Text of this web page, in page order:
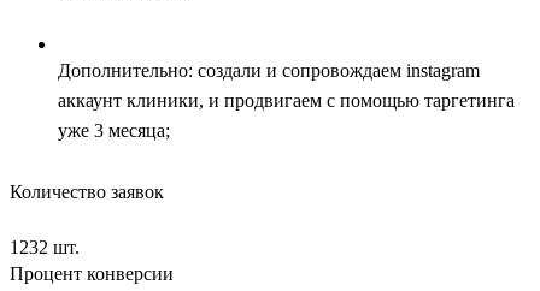
Дополнительно: создали и сопровождаем instagram
аккаунт клиники, и продвигаем с помощью таргетинга
уже 3 месяца;
Количество заявок
1232 шт.
Процент конверсии